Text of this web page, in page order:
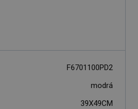
F6701100PD2
modrá
39X49CM